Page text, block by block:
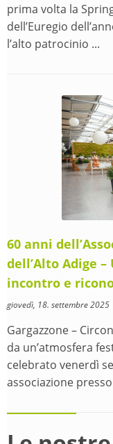
prima volta la
dell’Euregio
l’alto patrocinio ...
60 anni
dell’Alto Adige
incontro e
giovedì, 18. settembre 2025
Gargazzone –
da un’atmosfera
celebrato venerdì
associazione